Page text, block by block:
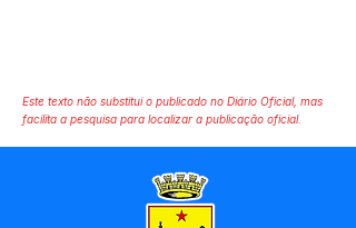
Este texto não substitui o publicado no Diário Oficial, mas
facilita a pesquisa para localizar a publicação oficial.